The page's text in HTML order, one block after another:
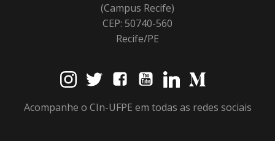
(Campus Recife)
CEP: 50740-560
Recife/PE
Acompanhe o CIn-UFPE em todas as redes sociais